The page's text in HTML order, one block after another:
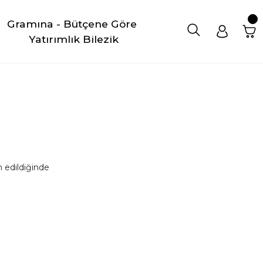
Gramına - Bütçene Göre
Yatırımlık Bilezik
edildiğinde